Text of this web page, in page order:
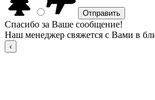
Спасибо за Ваше сообщение!
Наш менеджер свяжется с Вами в